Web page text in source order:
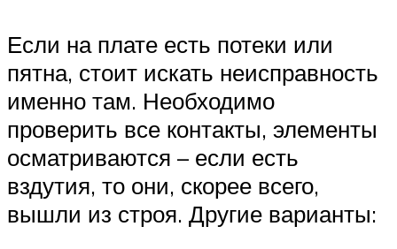
Если на плате есть потеки или
пятна, стоит искать неисправность
именно там. Необходимо
проверить все контакты, элементы
осматриваются – если есть
вздутия, то они, скорее всего,
вышли из строя. Другие варианты: